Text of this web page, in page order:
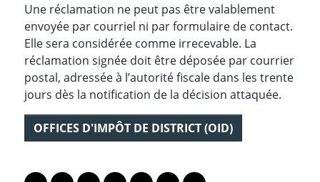
Une réclamation ne peut pas être valablement
envoyée par courriel ni par formulaire de contact.
Elle sera considérée comme irrecevable. La
réclamation signée doit être déposée par courrier
postal, adressée à l’autorité fiscale dans les trente
jours dès la notification de la décision attaquée.
OFFICES D'IMPÔT DE DISTRICT (OID)